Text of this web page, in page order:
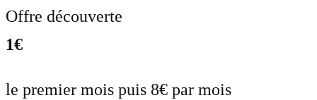
Offre découverte
1€
le premier mois puis 8€ par mois